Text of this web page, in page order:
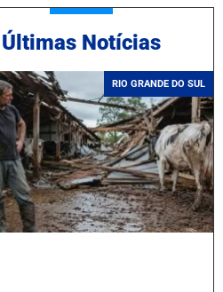
Ú ltimas Notícias
RIO GRANDE DO SUL